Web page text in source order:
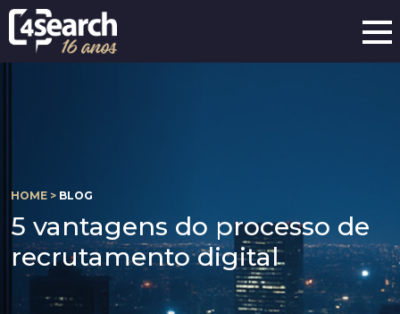
HOME > BLOG
5 vantagens do processo de
recrutamento digital